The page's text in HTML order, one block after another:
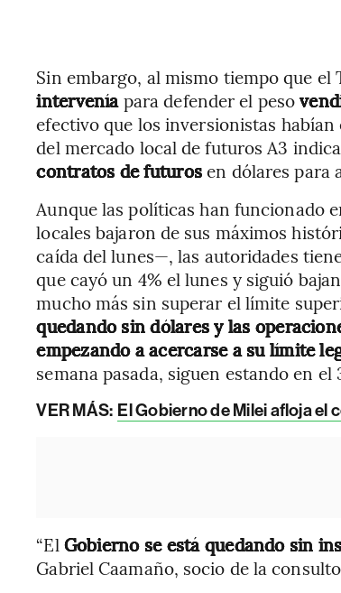
Sin embargo, al mismo tiempo que el
interveníapara defender el peso
efectivo que los inversionistas
del mercado local de futuros A3
contratos de futurosen dólares para
Aunque las políticas han funcionado
locales bajaron de sus máximos
caída del lunes—, las autoridades
que cayó un 4% el lunes y siguió
mucho más sin superar el límite
quedando sin dólares y las
empezando a acercarse a su límite
semana pasada, siguen estando en el
VER MÁS: El Gobierno de Milei afloja el
“El Gobierno se está quedando sin
Gabriel Caamaño, socio de la